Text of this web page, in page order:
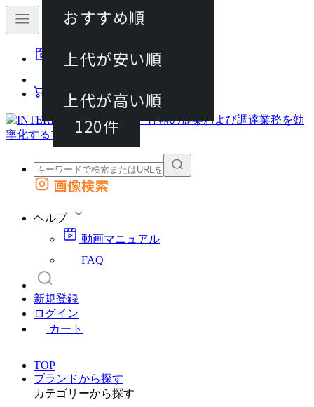
動画マニュアル
カート
外部サイトの商品をカートに追加
画像検索
ヘルプ
動画マニュアル
FAQ
新規登録
ログイン
カート
TOP
ブランドから探す
カテゴリーから探す
120件
おすすめ順
上代が安い順
上代が高い順